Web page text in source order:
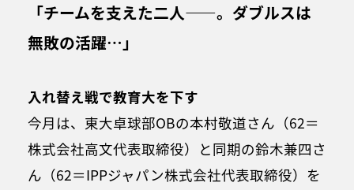
「チームを支えた二人――。ダブルスは
無敗の活躍…」
入れ替え戦で教育大を下す
今月は、東大卓球部OBの本村敬道さん（62＝
株式会社高文代表取締役）と同期の鈴木兼四さ
ん（62＝IPPジャパン株式会社代表取締役）を